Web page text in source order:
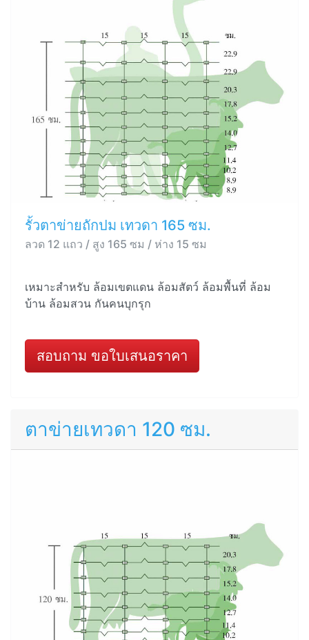
รั้วตาข่ายถักปม เทวดา 165 ซม.
ลวด 12 แถว / สูง 165 ซม / ห่าง 15 ซม
เหมาะสำหรับ ล้อมเขตแดน ล้อมสัตว์ ล้อมพื้นที่ ล้อม
บ้าน ล้อมสวน กันคนบุกรุก
สอบถาม ขอใบเสนอราคา
ตาข่ายเทวดา 120 ซม.